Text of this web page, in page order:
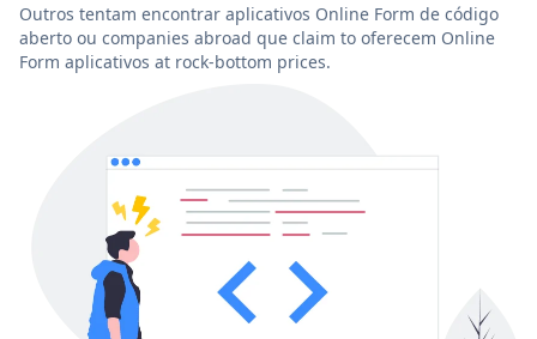
Outros tentam encontrar aplicativos Online Form de código
aberto ou companies abroad que claim to oferecem Online
Form aplicativos at rock-bottom prices.